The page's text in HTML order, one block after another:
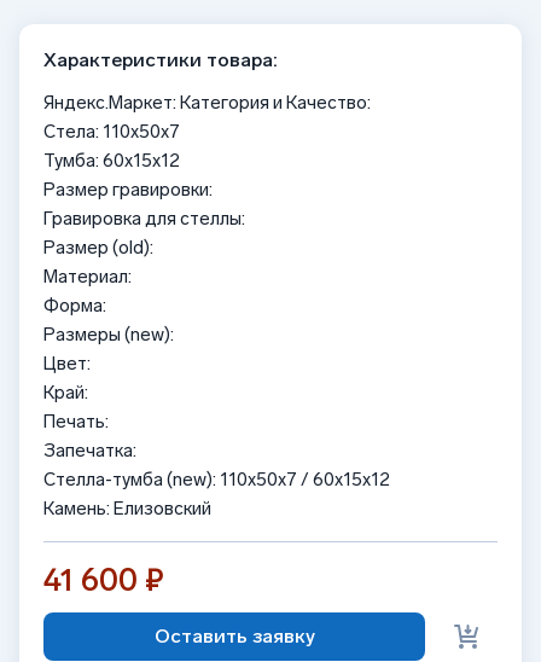
Характеристики товара:
Яндекс.Маркет: Категория и Качество:
Стела: 110x50x7
Тумба: 60x15x12
Размер гравировки:
Гравировка для стеллы:
Размер (old):
Материал:
Форма:
Размеры (new):
Цвет:
Край:
Печать:
Запечатка:
Стелла-тумба (new): 110x50x7 / 60x15x12
Камень: Елизовский
41 600 ₽
Оставить заявку